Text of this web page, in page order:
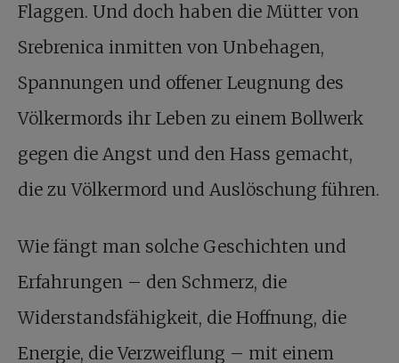
Flaggen. Und doch haben die Mütter von
Srebrenica inmitten von Unbehagen,
Spannungen und offener Leugnung des
Völkermords ihr Leben zu einem Bollwerk
gegen die Angst und den Hass gemacht,
die zu Völkermord und Auslöschung führen.
Wie fängt man solche Geschichten und
Erfahrungen – den Schmerz, die
Widerstandsfähigkeit, die Hoffnung, die
Energie, die Verzweiflung – mit einem